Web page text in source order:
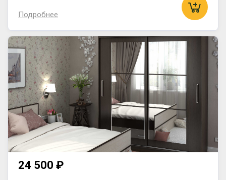
Подробнее
24 500 ₽